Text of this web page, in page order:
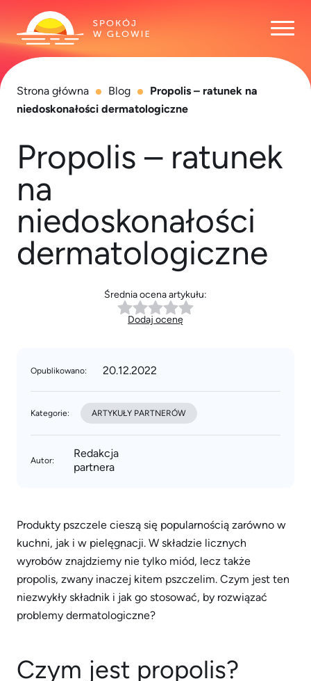
Strona główna Blog
Propolis – ratunek na
niedoskonałości dermatologiczne
Propolis – ratunek
na
niedoskonałości
dermatologiczne
Średnia ocena artykułu:
Dodaj ocenę
Autor:
Redakcja
partnera
Opublikowano: 20.12.2022
Kategorie: ARTYKUŁY PARTNERÓW
Produkty pszczele cieszą się popularnością zarówno w
kuchni, jak i w pielęgnacji. W składzie licznych
wyrobów znajdziemy nie tylko miód, lecz także
propolis, zwany inaczej kitem pszczelim. Czym jest ten
niezwykły składnik i jak go stosować, by rozwiązać
problemy dermatologiczne?
Czym jest propolis?